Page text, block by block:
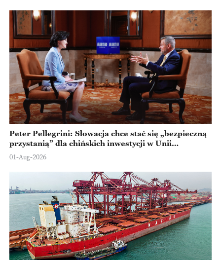
Peter Pellegrini: Słowacja chce stać się „bezpieczną
przystanią” dla chińskich inwestycji w Unii
Europejskiej
01-Aug-2026